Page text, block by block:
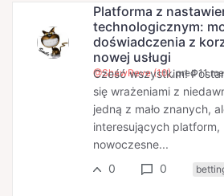
Platforma z
technologicznym:
doświadczenia z
nowej usługi
@ShawReve (10), pred 11
Cześć wszystkim!
się wrażeniami z
jedną z mało znanych,
interesujących platform,
nowoczesne...
0
0